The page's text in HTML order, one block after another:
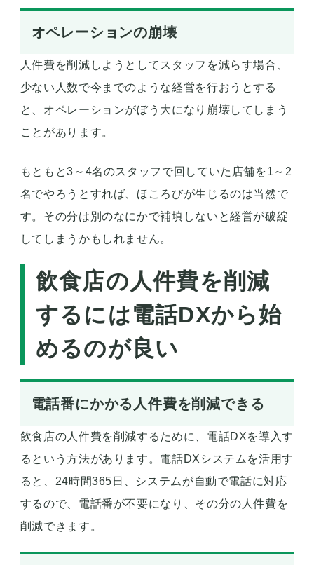
オペレーションの崩壊
人件費を削減しようとしてスタッフを減らす場合、
少ない人数で今までのような経営を行おうとする
と、オペレーションがぼう大になり崩壊してしまう
ことがあります。
もともと3～4名のスタッフで回していた店舗を1～2
名でやろうとすれば、ほころびが生じるのは当然で
す。その分は別のなにかで補填しないと経営が破綻
してしまうかもしれません。
飲食店の人件費を削減
するには電話DXから始
めるのが良い
電話番にかかる人件費を削減できる
飲食店の人件費を削減するために、電話DXを導入す
るという方法があります。電話DXシステムを活用す
ると、24時間365日、システムが自動で電話に対応
するので、電話番が不要になり、その分の人件費を
削減できます。